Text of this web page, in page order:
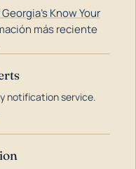
Know Your
más reciente
notification service.